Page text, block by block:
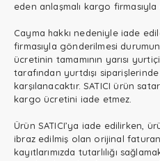
eden anlaşmalı kargo
Cayma hakkı nedeniyle iade
firmasıyla gönderilmesi
ücretinin tamamının yarısı
tarafından yurtdışı
karşılanacaktır. SATICI ürün
kargo ücretini iade etmez.
Ürün SATICI’ya iade edilirken,
ibraz edilmiş olan orijinal
kayıtlarımızda tutarlılığı